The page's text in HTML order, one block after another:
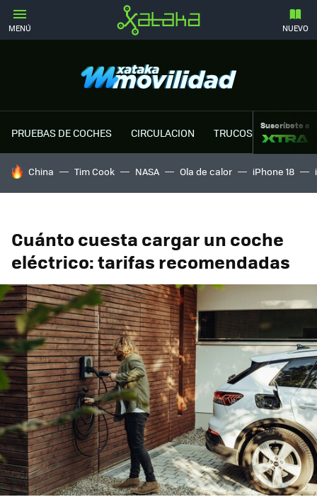
MENÚ NUEVO
PRUEBAS DE COCHES CIRCULACION TRUCOS MOTOR
Suscríbete a
HOY SE HABLA DE
China Tim Cook NASA Ola de calor iPhone 18
Cuánto cuesta cargar un coche
eléctrico: tarifas recomendadas